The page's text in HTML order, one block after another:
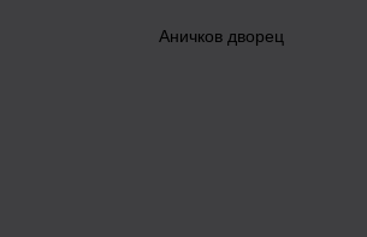
Аничков дворец